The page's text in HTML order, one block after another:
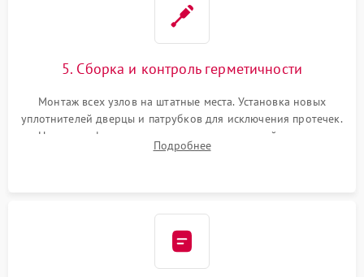
5. Сборка и контроль герметичности
Монтаж всех узлов на штатные места. Установка новых
уплотнителей дверцы и патрубков для исключения протечек.
Надежная фиксация хомутов гидравлической системы,
сборка корпуса и установка датчика поплавка.
Подробнее